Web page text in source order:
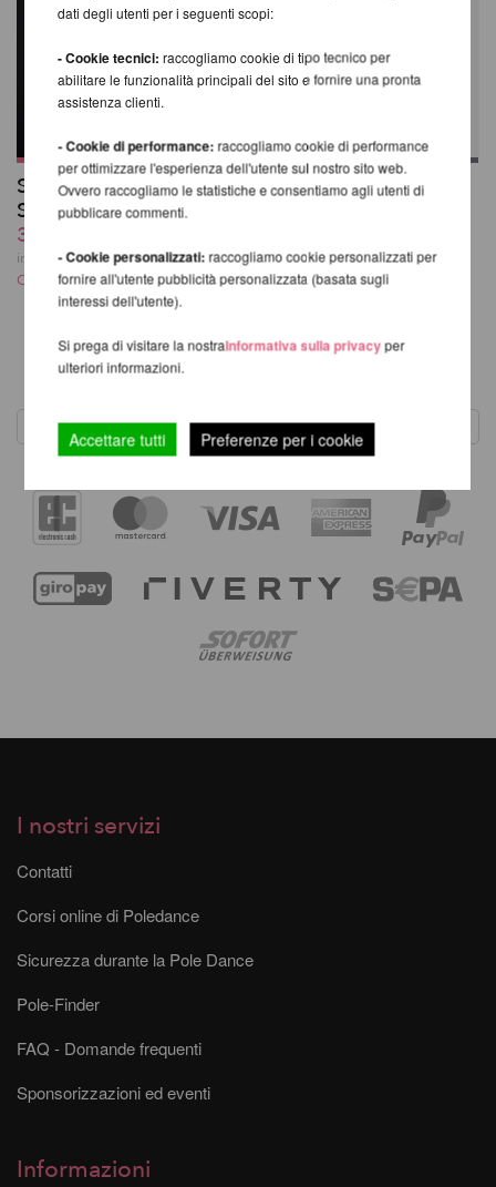
Sasha Meow
Scratches Top
38,96 EUR
inkl. 22 % MwSt.escl.
Costi di spedizione
Melia Body Harness
Costi di spedizione
1
I nostri servizi
Contatti
Corsi online di Poledance
Sicurezza durante la Pole Dance
Pole-Finder
FAQ - Domande frequenti
Sponsorizzazioni ed eventi
Informazioni
dati degli utenti per i seguenti scopi:
- Cookie tecnici: raccogliamo cookie di tipo tecnico per
abilitare le funzionalità principali del sito e fornire una pronta
assistenza clienti.
- Cookie di performance: raccogliamo cookie di performance
per ottimizzare l'esperienza dell'utente sul nostro sito web.
Ovvero raccogliamo le statistiche e consentiamo agli utenti di
pubblicare commenti.
- Cookie personalizzati: raccogliamo cookie personalizzati per
fornire all'utente pubblicità personalizzata (basata sugli
interessi dell'utente).
Si prega di visitare la nostraInformativa sulla privacyper
ulteriori informazioni.
Accettare tutti Preferenze per i cookie